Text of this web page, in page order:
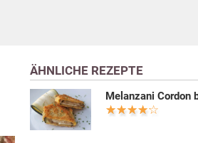
ÄHNLICHE REZEPTE
Melanzani Cordon